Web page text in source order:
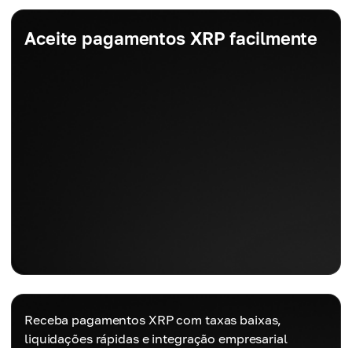
Aceite pagamentos XRP facilmente
Receba pagamentos XRP com taxas baixas,
liquidações rápidas e integração empresarial